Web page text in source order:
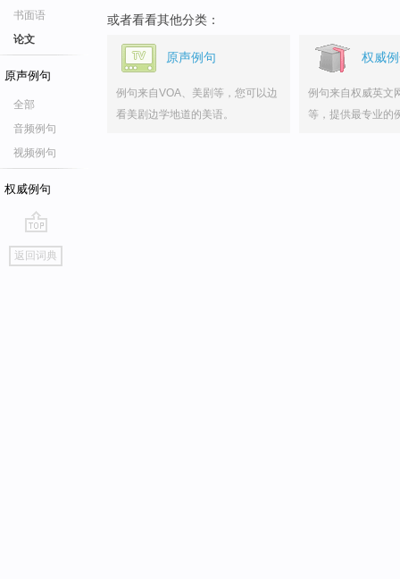
书面语
论文
原声例句
全部
音频例句
视频例句
权威例句
go
top
返回词典
或者看看其他分类：
原声例句
例句来自VOA、美剧等，您可以边
看美剧边学地道的美语。
权威
例句来自权威英文
等，提供最专业的